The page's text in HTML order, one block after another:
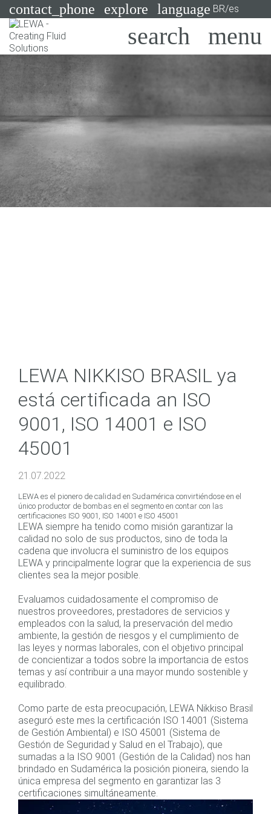
contact_phone explore language BR/es
Sistemas
Industrias
Servicios
Asesoramiento
LEWA NIKKISO BRASIL ya
está certificada an ISO
9001, ISO 14001 e ISO
45001
21.07.2022
LEWA es el pionero de calidad en Sudamérica convirtiéndose en el
único productor de bombas en el segmento en contar con las
certificaciones ISO 9001, ISO 14001 e ISO 45001
LEWA siempre ha tenido como misión garantizar la
calidad no solo de sus productos, sino de toda la
cadena que involucra el suministro de los equipos
LEWA y principalmente lograr que la experiencia de sus
clientes sea la mejor posible.
Evaluamos cuidadosamente el compromiso de
nuestros proveedores, prestadores de servicios y
empleados con la salud, la preservación del medio
ambiente, la gestión de riesgos y el cumplimiento de
las leyes y normas laborales, con el objetivo principal
de concientizar a todos sobre la importancia de estos
temas y así contribuir a una mayor mundo sostenible y
equilibrado.
Como parte de esta preocupación, LEWA Nikkiso Brasil
aseguró este mes la certificación ISO 14001 (Sistema
de Gestión Ambiental) e ISO 45001 (Sistema de
Gestión de Seguridad y Salud en el Trabajo), que
sumadas a la ISO 9001 (Gestión de la Calidad) nos han
brindado en Sudamérica la posición pioneira, siendo la
única empresa del segmento en garantizar las 3
certificaciones simultáneamente.